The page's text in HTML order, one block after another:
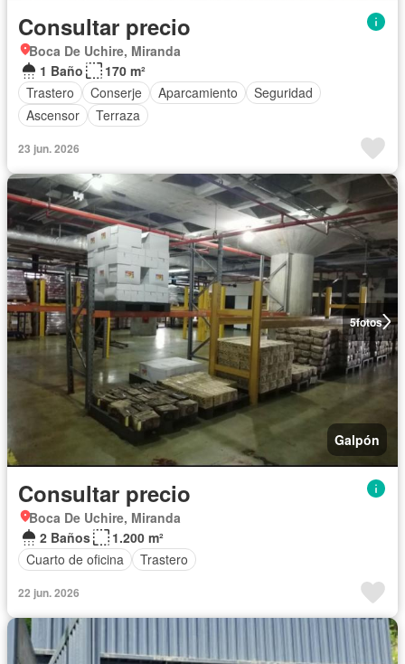
Consultar precio
Boca De Uchire, Miranda
1 Baño
170 m²
Trastero
Conserje Aparcamiento
Seguridad
Ascensor
Terraza
23 jun. 2026
5fotos
Galpón
Consultar precio
Boca De Uchire, Miranda
2 Baños
1.200 m²
Cuarto de oficina
Trastero
22 jun. 2026